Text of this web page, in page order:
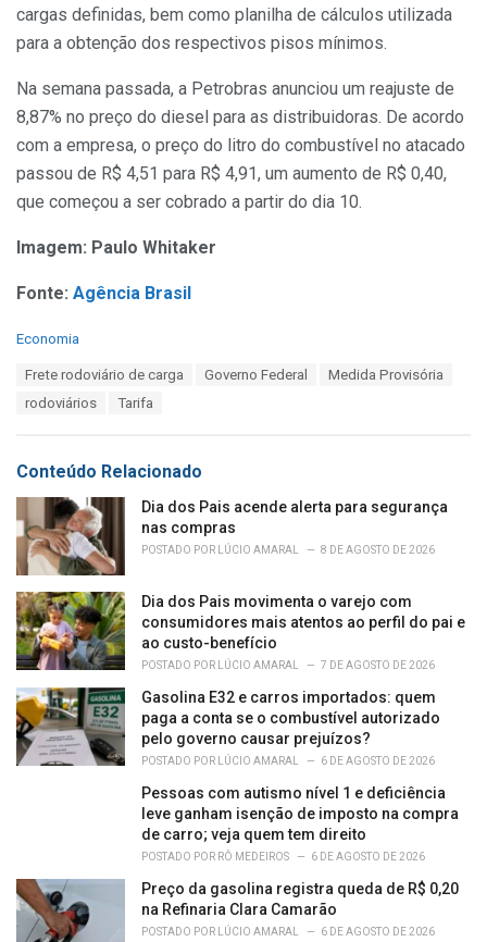
cargas definidas, bem como planilha de cálculos utilizada
para a obtenção dos respectivos pisos mínimos.
Na semana passada, a Petrobras anunciou um reajuste de
8,87% no preço do diesel para as distribuidoras. De acordo
com a empresa, o preço do litro do combustível no atacado
passou de R$ 4,51 para R$ 4,91, um aumento de R$ 0,40,
que começou a ser cobrado a partir do dia 10.
Imagem: Paulo Whitaker
Fonte: Agência Brasil
C
i
e
:
Economia
Frete rodoviário de carga Governo Federal
Medida Provisória
rodoviários
Tarifa
Conteúdo Relacionado
Dia dos Pais acende alerta para segurança
nas compras
POSTADO POR LÚCIO AMARAL 8 DE AGOSTO DE 2026
Dia dos Pais movimenta o varejo com
consumidores mais atentos ao perfil do pai e
ao custo-benefício
POSTADO POR LÚCIO AMARAL 7 DE AGOSTO DE 2026
Gasolina E32 e carros importados: quem
paga a conta se o combustível autorizado
pelo governo causar prejuízos?
POSTADO POR LÚCIO AMARAL 6 DE AGOSTO DE 2026
Pessoas com autismo nível 1 e deficiência
leve ganham isenção de imposto na compra
de carro; veja quem tem direito
POSTADO POR RÔ MEDEIROS 6 DE AGOSTO DE 2026
Preço da gasolina registra queda de R$ 0,20
na Refinaria Clara Camarão
POSTADO POR LÚCIO AMARAL 6 DE AGOSTO DE 2026